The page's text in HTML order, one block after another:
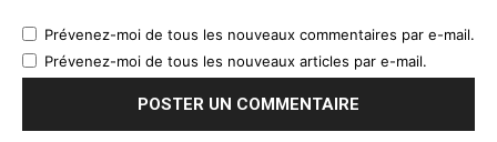
Prévenez-moi de tous les nouveaux commentaires par e-mail.
Prévenez-moi de tous les nouveaux articles par e-mail.